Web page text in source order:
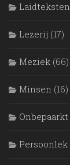
Laidteksten
Lezerij (17)
Meziek (66)
Mìnsen (16)
Onbepaarkt
Persoonlek